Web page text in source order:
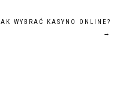
WYBRAĆ KASYNO ONLINE?
→